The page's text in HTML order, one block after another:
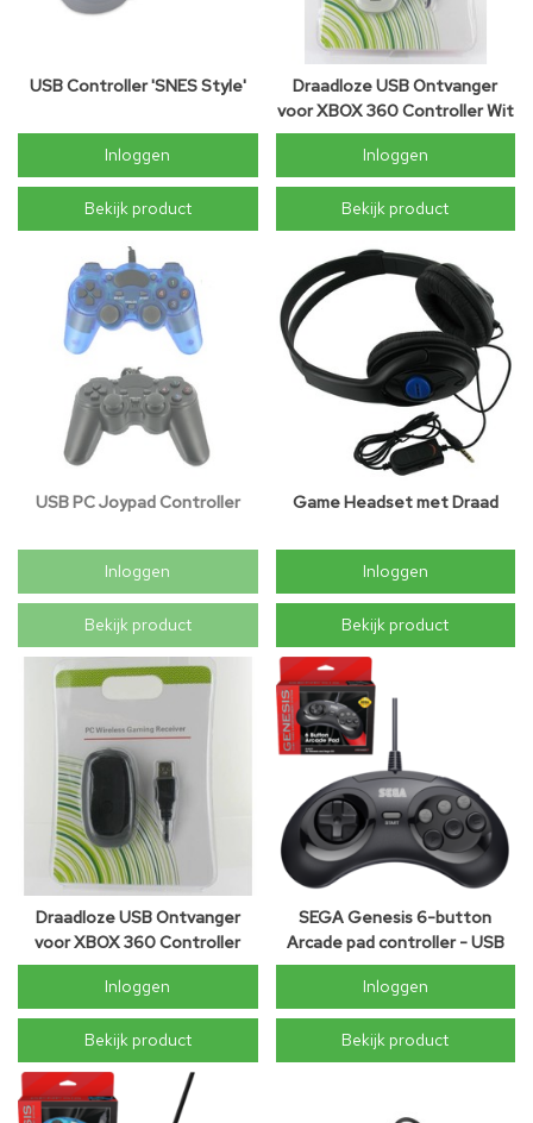
USB Controller 'SNES Style'
Inloggen
Bekijk product
Draadloze USB Ontvanger
voor XBOX 360 Controller Wit
Inloggen
Bekijk product
USB PC Joypad Controller
Inloggen
Bekijk product
Game Headset met Draad
Inloggen
Bekijk product
Draadloze USB Ontvanger
voor XBOX 360 Controller
Zwart
Inloggen
Bekijk product
SEGA Genesis 6-button
Arcade pad controller - USB
Inloggen
Bekijk product